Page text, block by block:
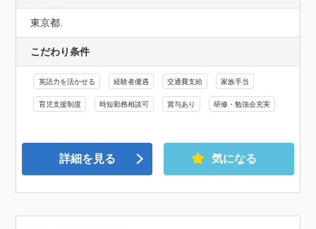
東京都.
こだわり条件
英語力を活かせる 経験者優遇 交通費支給 家族手当
育児支援制度 時短勤務相談可 賞与あり 研修・勉強会充実
詳細を見る 気になる